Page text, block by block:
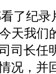
了纪
天我们
司长任
况，并